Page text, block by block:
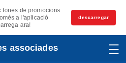
tones de promocions
a l'aplicació
ara!
descarregar
associades